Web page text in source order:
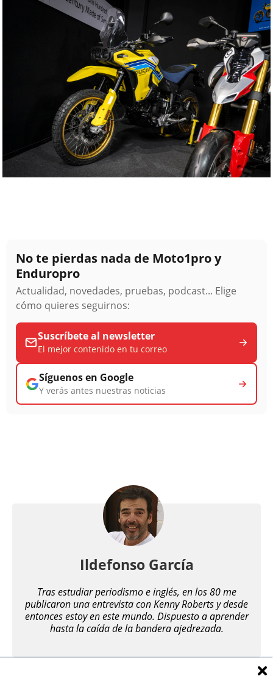
No te pierdas nada de Moto1pro y
Enduropro
Actualidad, novedades, pruebas, podcast... Elige
cómo quieres seguirnos:
Suscríbete al newsletter
El mejor contenido en tu correo
Síguenos en Google
Y verás antes nuestras noticias
Ildefonso García
Tras estudiar periodismo e inglés, en los 80 me
publicaron una entrevista con Kenny Roberts y desde
entonces estoy en este mundo. Dispuesto a aprender
hasta la caída de la bandera ajedrezada.